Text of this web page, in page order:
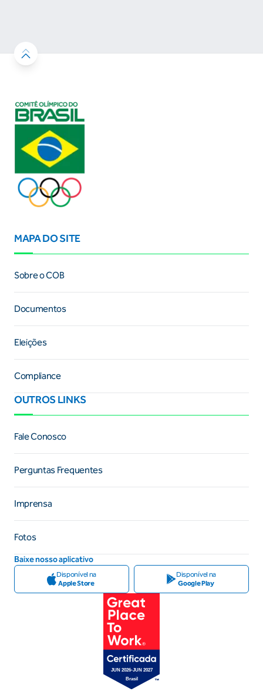
MAPA DO SITE
Sobre o COB
Documentos
Eleições
Compliance
OUTROS LINKS
Fale Conosco
Perguntas Frequentes
Imprensa
Fotos
Baixe nosso aplicativo
Disponível na
Apple Store
Disponível na
Google Play